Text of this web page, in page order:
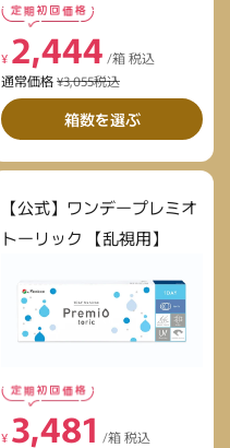
¥ 2,444 /箱 税込
通常価格¥3,055税込
箱数を選ぶ
【公式】ワンデープレミオ
トーリック 【乱視用】
¥ 3,481 /箱 税込